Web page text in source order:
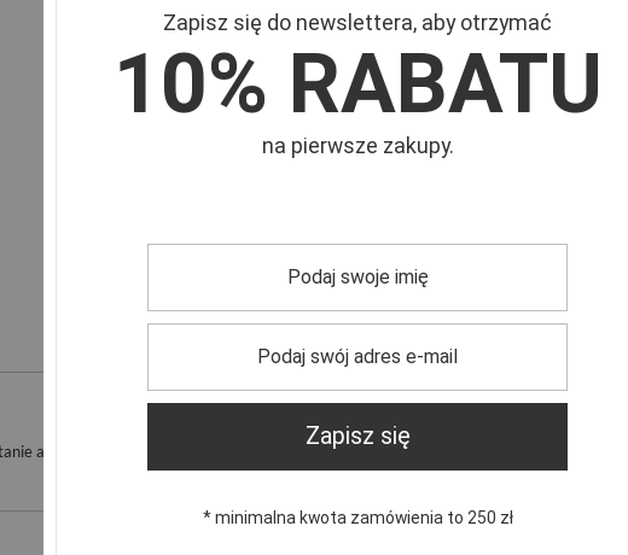
a my odpowiemy niezwłocznie, najciekawsze pytania i odpowiedzi
publikując dla innych.
Zapisz się do newslettera, aby otrzymać
10% RABATU
na pierwsze zakupy.
Zapisz się
* minimalna kwota zamówienia to 250 zł